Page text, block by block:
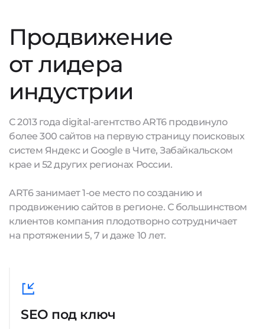
Продвижение
от лидера
индустрии
С 2013 года digital-агентство ART6 продвинуло
более 300 сайтов на первую страницу поисковых
систем Яндекс и Google в Чите, Забайкальском
крае и 52 других регионах России.
ART6 занимает 1-ое место по созданию и
продвижению сайтов в регионе. С большинством
клиентов компания плодотворно сотрудничает
на протяжении 5, 7 и даже 10 лет.
SEO под ключ